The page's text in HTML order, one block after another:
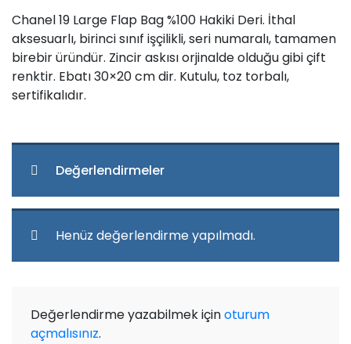
Chanel 19 Large Flap Bag %100 Hakiki Deri. İthal
aksesuarlı, birinci sınıf işçilikli, seri numaralı, tamamen
birebir üründür. Zincir askısı orjinalde olduğu gibi çift
renktir. Ebatı 30×20 cm dir. Kutulu, toz torbalı,
sertifikalıdır.
Değerlendirmeler
Henüz değerlendirme yapılmadı.
Değerlendirme yazabilmek içinoturum
açmalısınız.